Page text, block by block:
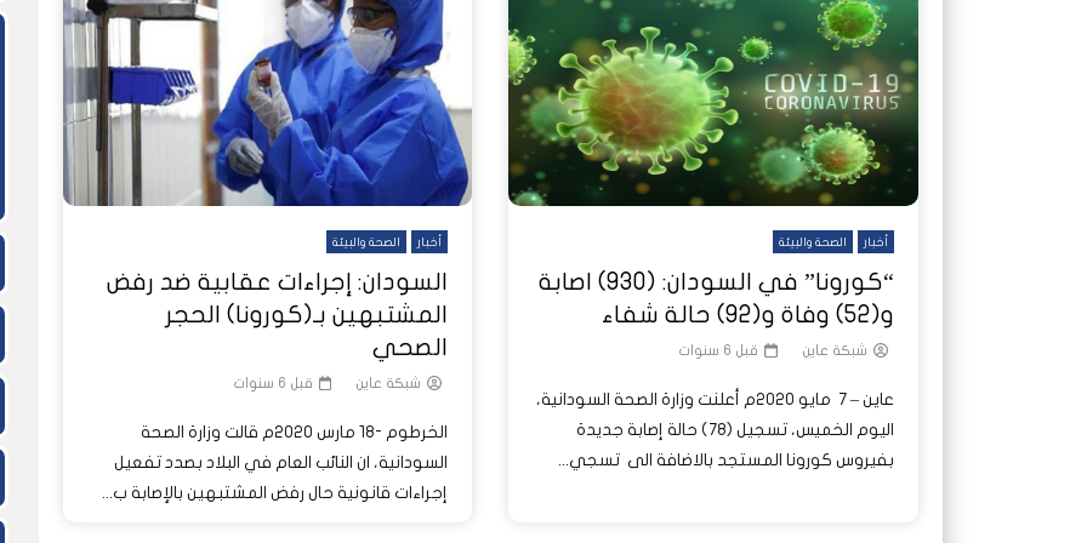
تصدر الدول العربية.. كيف دفعت الحرب
ديون السودان إلى ذروتها؟
نشرة أخبار عاين الأسبوعية
كيف أفرغت الحرب حقول مشروع
من العمال الزراعيين؟
شاهد لاحقاً
هجمات المسيرات تضع ملايين السودانيين
على خطوط النار والجوع
شاهد لاحقاً
جروحٌ لا تُرى.. حرب السودان تمتد إلى
الصحة النفسية للملايين
الغلاء يطال كل شيء ويهدد لقمة
السودانيين
أخبار الصحة والبيئة
“كورونا” في السودان: (930) اصابة
و(52) وفاة و(92) حالة شفاء
شبكة عاين قبل 6 سنوات
عاين – 7 مايو 2020م أعلنت وزارة الصحة السودانية،
اليوم الخميس، تسجيل (78) حالة إصابة جديدة
بفيروس كورونا المستجد بالاضافة الى تسجي...
أخبار الصحة والبيئة
السودان: إجراءات عقابية ضد رفض
المشتبهين بـ(كورونا) الحجر
الصحي
شبكة عاين قبل 6 سنوات
الخرطوم -18 مارس 2020م قالت وزارة الصحة
السودانية، ان النائب العام في البلاد بصدد تفعيل
إجراءات قانونية حال رفض المشتبهين بالإصابة ب...